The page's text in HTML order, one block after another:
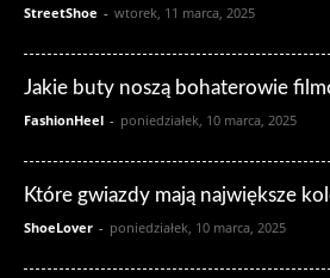
StreetShoe - wtorek, 11 marca, 2025
Jakie buty noszą bohaterowie
FashionHeel - poniedziałek, 10 marca, 2025
Które gwiazdy mają największe
ShoeLover - poniedziałek, 10 marca, 2025